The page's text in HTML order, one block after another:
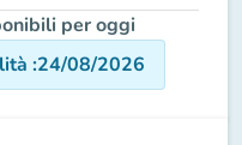
per oggi
:24/08/2026